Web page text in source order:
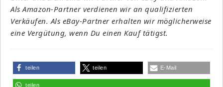
Als Amazon-Partner verdienen wir an qualifizierten
Verkäufen. Als eBay-Partner erhalten wir möglicherweise
eine Vergütung, wenn Du einen Kauf tätigst.
teilen teilen E-Mail
teilen